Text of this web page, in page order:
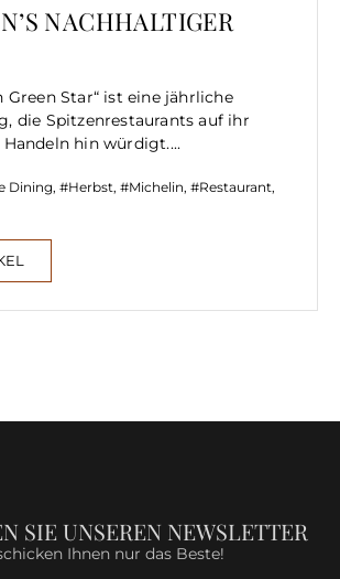
NACHHALTIGER
Green Star“ ist eine jährliche
die Spitzenrestaurants auf ihr
hin würdigt....
Dining, Herbst, Michelin, Restaurant,
SIE UNSEREN NEWSLETTER
Ihnen nur das Beste!